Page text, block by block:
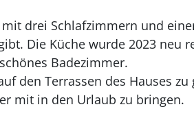
drei Schlafzimmern und
Die Küche wurde 2023 neu
Badezimmer.
den Terrassen des Hauses
mit in den Urlaub zu bringen.